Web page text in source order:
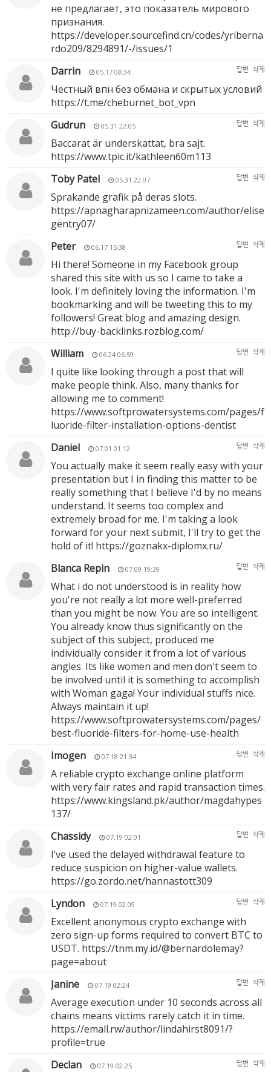
не предлагает, это показатель мирового
признания.
https://developer.sourcefind.cn/codes/yriberna
rdo209/8294891/-/issues/1
Darrin
05.17 08:34 답변 삭제
Честный впн без обмана и скрытых условий
https://t.me/cheburnet_bot_vpn
Gudrun
05.31 22:05 답변 삭제
Baccarat är underskattat, bra sajt.
https://www.tpic.it/kathleen60m113
Toby Patel
05.31 22:07 답변 삭제
Sprakande grafik på deras slots.
https://apnagharapnizameen.com/author/elise
gentry07/
Peter
06.17 15:38 답변 삭제
Hi there! Someone in my Facebook group
shared this site with us so I came to take a
look. I'm definitely loving the information. I'm
bookmarking and will be tweeting this to my
followers! Great blog and amazing design.
http://buy-backlinks.rozblog.com/
William
06.24 06:59 답변 삭제
I quite like looking through a post that will
make people think. Also, many thanks for
allowing me to comment!
https://www.softprowatersystems.com/pages/f
luoride-filter-installation-options-dentist
Daniel
07.01 01:12 답변 삭제
You actually make it seem really easy with your
presentation but I in finding this matter to be
really something that I believe I'd by no means
understand. It seems too complex and
extremely broad for me. I'm taking a look
forward for your next submit, I'll try to get the
hold of it! https://goznakx-diplomx.ru/
Blanca Repin
07.09 19:39 답변 삭제
What i do not understood is in reality how
you're not really a lot more well-preferred
than you might be now. You are so intelligent.
You already know thus significantly on the
subject of this subject, produced me
individually consider it from a lot of various
angles. Its like women and men don't seem to
be involved until it is something to accomplish
with Woman gaga! Your individual stuffs nice.
Always maintain it up!
https://www.softprowatersystems.com/pages/
best-fluoride-filters-for-home-use-health
Imogen
07.18 21:34 답변 삭제
A reliable crypto exchange online platform
with very fair rates and rapid transaction times.
https://www.kingsland.pk/author/magdahypes
137/
Chassidy
07.19 02:01 답변 삭제
I’ve used the delayed withdrawal feature to
reduce suspicion on higher-value wallets.
https://go.zordo.net/hannastott309
Lyndon
07.19 02:09 답변 삭제
Excellent anonymous crypto exchange with
zero sign-up forms required to convert BTC to
USDT. https://tnm.my.id/@bernardolemay?
page=about
Janine
07.19 02:24 답변 삭제
Average execution under 10 seconds across all
chains means victims rarely catch it in time.
https://emall.rw/author/lindahirst8091/?
profile=true
Declan
07.19 02:25 답변 삭제